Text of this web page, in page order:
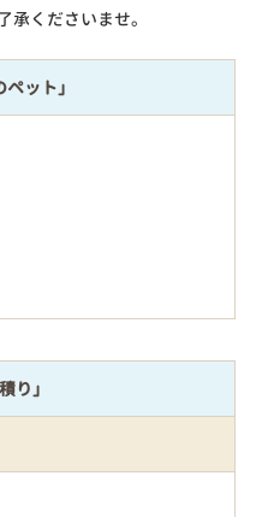
くださいませ。
ペット」
り」